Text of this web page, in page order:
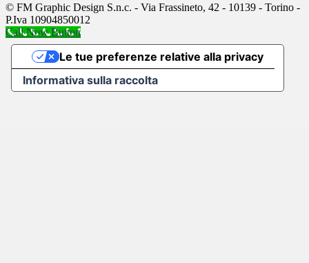
© FM Graphic Design S.n.c. - Via Frassineto, 42 - 10139 - Torino -
P.Iva 10904850012
Call Now Button
Informativa sulla raccolta
Le tue preferenze relative alla privacy